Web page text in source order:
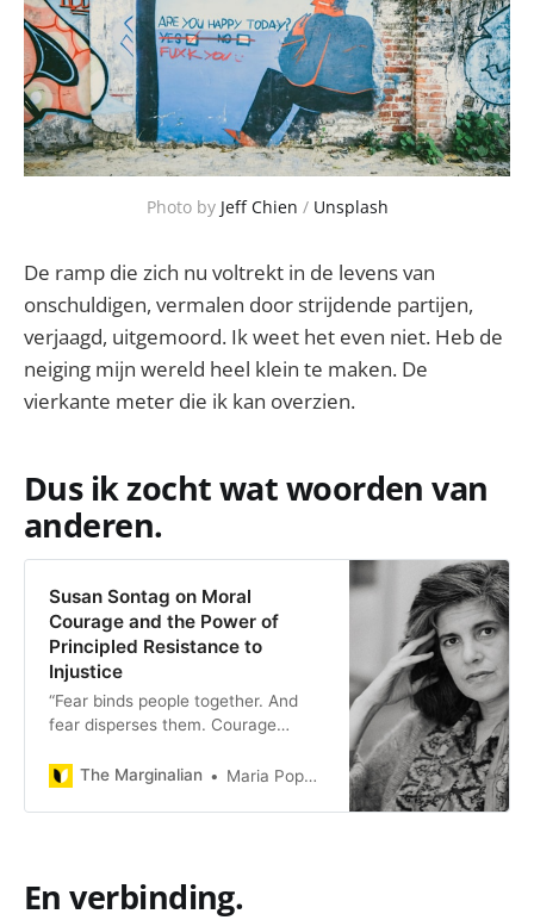
Photo by Jeff Chien / Unsplash
De ramp die zich nu voltrekt in de levens van
onschuldigen, vermalen door strijdende partijen,
verjaagd, uitgemoord. Ik weet het even niet. Heb de
neiging mijn wereld heel klein te maken. De
vierkante meter die ik kan overzien.
Dus ik zocht wat woorden van
anderen.
Susan Sontag on Moral
Courage and the Power of
Principled Resistance to
Injustice
“Fear binds people together. And
fear disperses them. Courage
of an example — for courage is as
The Marginalian Maria Popova
En verbinding.